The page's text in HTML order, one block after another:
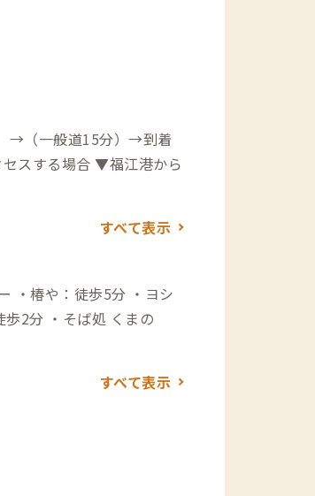
→（一般道15分）→到着
すべて表示
すべて表示